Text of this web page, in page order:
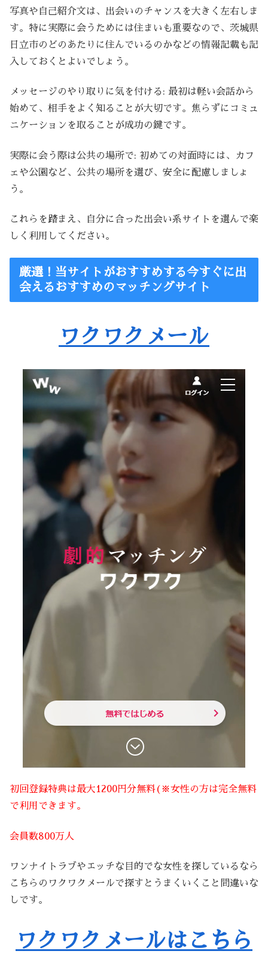
写真や自己紹介文は、出会いのチャンスを大きく左右しま
す。特に実際に会うためには住まいも重要なので、茨城県
日立市のどのあたりに住んでいるのかなどの情報記載も記
入しておくとよいでしょう。
メッセージのやり取りに気を付ける: 最初は軽い会話から
始めて、相手をよく知ることが大切です。焦らずにコミュ
ニケーションを取ることが成功の鍵です。
実際に会う際は公共の場所で: 初めての対面時には、カフ
ェや公園など、公共の場所を選び、安全に配慮しましょ
う。
これらを踏まえ、自分に合った出会い系サイトを選んで楽
しく利用してください。
厳選！当サイトがおすすめする今すぐに出
会えるおすすめのマッチングサイト
ワクワクメール
初回登録特典は最大1200円分無料(※女性の方は完全無料
で利用できます。
会員数800万人
ワンナイトラブやエッチな目的でな女性を探しているなら
こちらのワクワクメールで探すとうまくいくこと間違いな
しです。
ワクワクメールはこちら